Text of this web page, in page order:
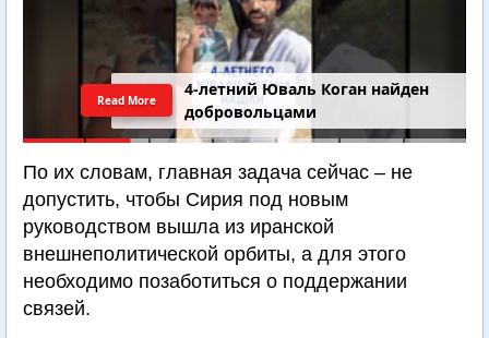
4-летний Юваль Коган найден
добровольцами
Read More
По их словам, главная задача сейчас – не
допустить, чтобы Сирия под новым
руководством вышла из иранской
внешнеполитической орбиты, а для этого
необходимо позаботиться о поддержании
связей.